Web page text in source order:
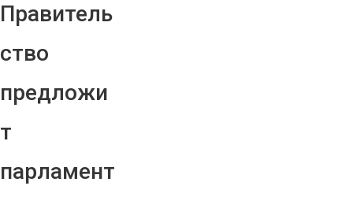
Правитель
ство
предложи
т
парламент